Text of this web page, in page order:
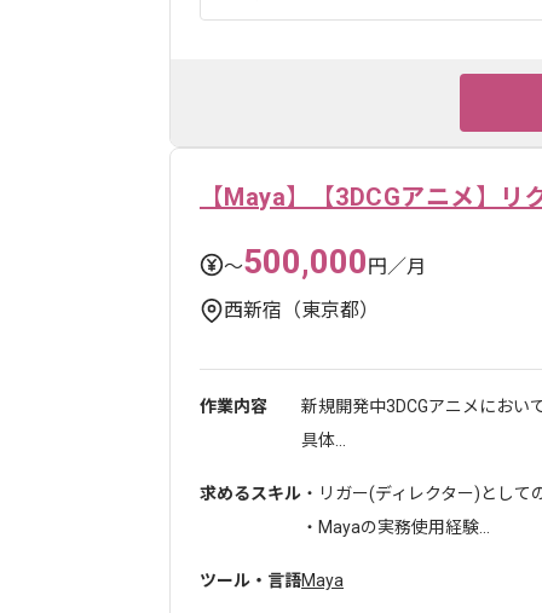
【Maya】【3DCGアニメ】リ
〜500,000円／月
西新宿（東京都）
作業内容
新規開発中3DCGアニメにおい
具体...
求めるスキル ・リガー(ディレクター)として
・Mayaの実務使用経験...
ツール・言語Maya